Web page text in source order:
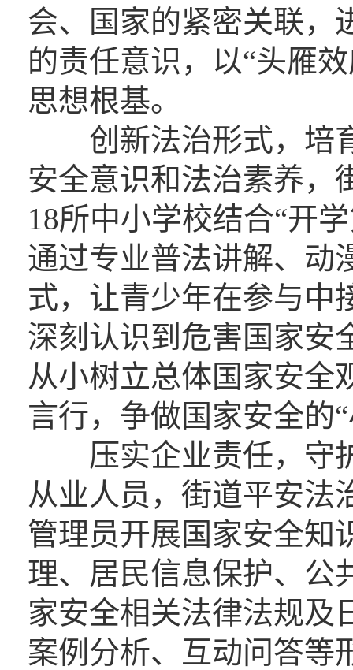
会、国家的紧密关联，
的责任意识，以“头雁
思想根基。
创新法治形式，培育
安全意识和法治素养，
18所中小学校结合“开
通过专业普法讲解、动
式，让青少年在参与中
深刻认识到危害国家安
从小树立总体国家安全
言行，争做国家安全的
压实企业责任，守护
从业人员，街道平安法
管理员开展国家安全知
理、居民信息保护、公
家安全相关法律法规及
案例分析、互动问答等